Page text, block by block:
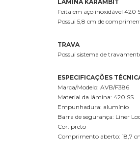
LÂMINA KARAMBIT
Feita em aço inoxidável 420
Possui 5,8 cm de
TRAVA
Possui sistema de
ESPECIFICAÇÕES
Marca/Modelo: AVB/F386
Material da lâmina: 420 SS
Empunhadura: alumínio
Barra de segurança: Liner
Cor: preto
Comprimento aberto: 18,7